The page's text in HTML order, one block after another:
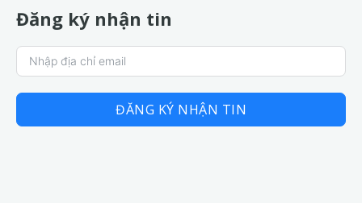
Đăng ký nhận tin
ĐĂNG KÝ NHẬN TIN